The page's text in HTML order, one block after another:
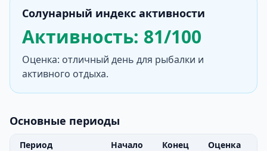
Солунарный индекс активности
Активность: 81/100
Оценка: отличный день для рыбалки и
активного отдыха.
Основные периоды
Период Начало Конец
Оценка